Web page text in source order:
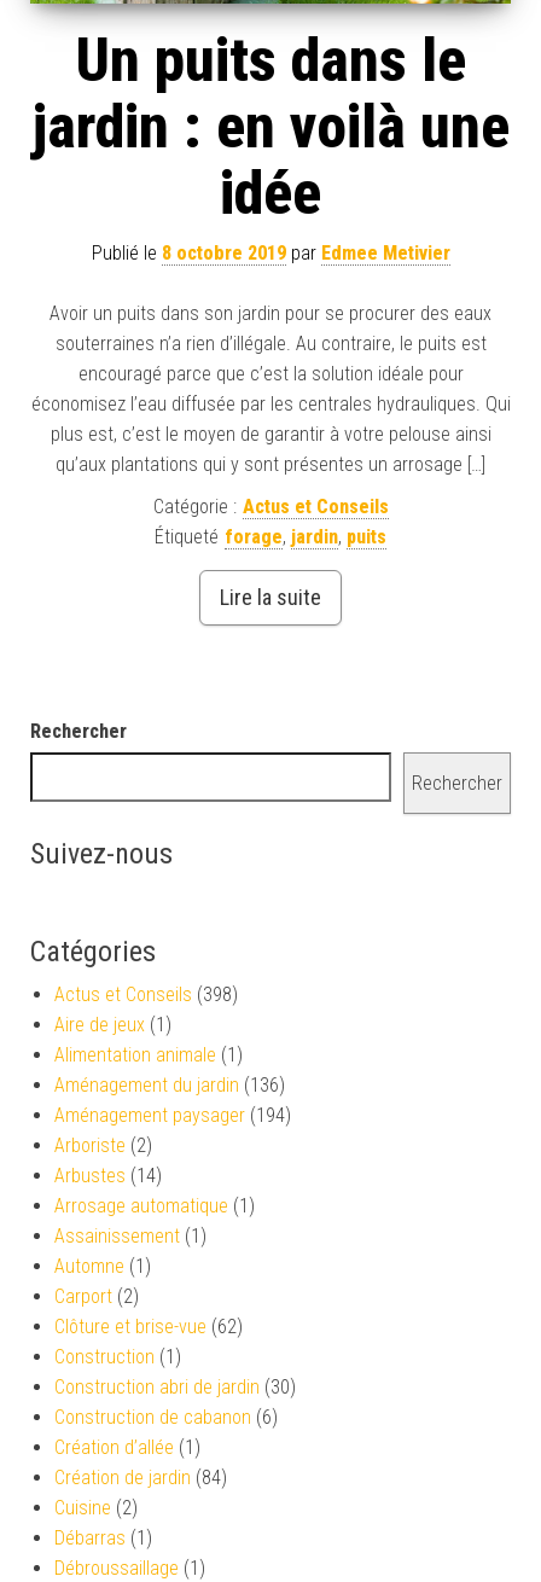
Un puits dans le
jardin : en voilà une
idée
Publié le 8 octobre 2019par Edmee Metivier
Avoir un puits dans son jardin pour se procurer des eaux
souterraines n’a rien d’illégale. Au contraire, le puits est
encouragé parce que c’est la solution idéale pour
économisez l’eau diffusée par les centrales hydrauliques. Qui
plus est, c’est le moyen de garantir à votre pelouse ainsi
qu’aux plantations qui y sont présentes un arrosage […]
Catégorie : Actus et Conseils
Étiqueté forage, jardin, puits
Lire la suite
Rechercher
Rechercher
Suivez-nous
Catégories
Actus et Conseils (398)
Aire de jeux (1)
Alimentation animale (1)
Aménagement du jardin (136)
Aménagement paysager (194)
Arboriste (2)
Arbustes (14)
Arrosage automatique (1)
Assainissement (1)
Automne (1)
Carport (2)
Clôture et brise-vue (62)
Construction (1)
Construction abri de jardin (30)
Construction de cabanon (6)
Création d’allée (1)
Création de jardin (84)
Cuisine (2)
Débarras (1)
Débroussaillage (1)